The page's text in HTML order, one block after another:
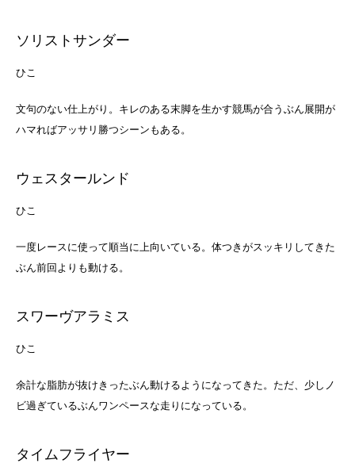
ソリストサンダー
ひこ
文句のない仕上がり。キレのある末脚を生かす競馬が合うぶん展開が
ハマればアッサリ勝つシーンもある。
ウェスタールンド
ひこ
一度レースに使って順当に上向いている。体つきがスッキリしてきた
ぶん前回よりも動ける。
スワーヴアラミス
ひこ
余計な脂肪が抜けきったぶん動けるようになってきた。ただ、少しノ
ビ過ぎているぶんワンペースな走りになっている。
タイムフライヤー